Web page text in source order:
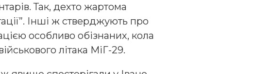
Так, дехто жартома
Інші ж стверджують про
особливо обізнаних, кола
літака МіГ-29.